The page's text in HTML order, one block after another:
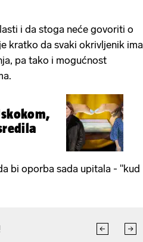
i da stoga neće govoriti o
kratko da svaki okrivljenik ima
pa tako i mogućnost
bi oporba sada upitala - "kud